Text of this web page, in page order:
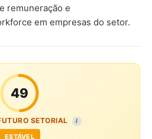
remuneração e
em empresas do setor.
49
SETORIAL I
ESTÁVEL